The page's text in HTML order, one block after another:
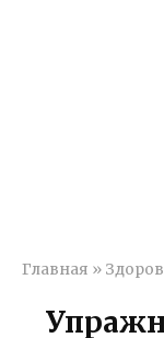
Главная »